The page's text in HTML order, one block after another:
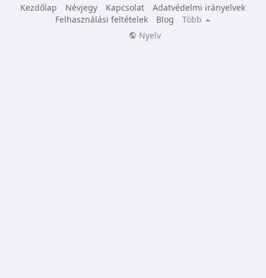
Kezdőlap
Névjegy Kapcsolat
Adatvédelmi irányelvek
Felhasználási feltételek
Blog
Több
Nyelv